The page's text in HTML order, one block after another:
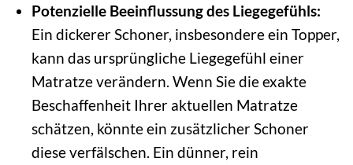
Potenzielle Beeinflussung des Liegegefühls:
Ein dickerer Schoner, insbesondere ein Topper,
kann das ursprüngliche Liegegefühl einer
Matratze verändern. Wenn Sie die exakte
Beschaffenheit Ihrer aktuellen Matratze
schätzen, könnte ein zusätzlicher Schoner
diese verfälschen. Ein dünner, rein